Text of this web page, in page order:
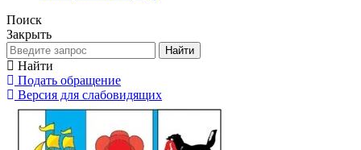
Поиск
Закрыть
Найти
Найти
Подать обращение
Версия для слабовидящих